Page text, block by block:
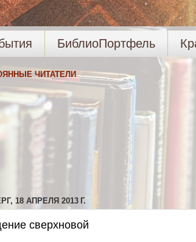
БиблиоПортфель
ЧИТАТЕЛИ
18 АПРЕЛЯ 2013 Г.
сверхновой